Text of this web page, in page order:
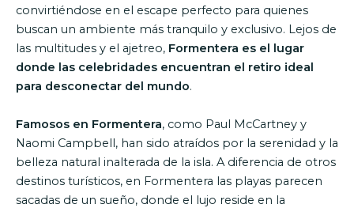
convirtiéndose en el escape perfecto para quienes
buscan un ambiente más tranquilo y exclusivo. Lejos de
las multitudes y el ajetreo, Formentera es el lugar
donde las celebridades encuentran el retiro ideal
para desconectar del mundo.
Famosos en Formentera, como Paul McCartney y
Naomi Campbell, han sido atraídos por la serenidad y la
belleza natural inalterada de la isla. A diferencia de otros
destinos turísticos, en Formentera las playas parecen
sacadas de un sueño, donde el lujo reside en la